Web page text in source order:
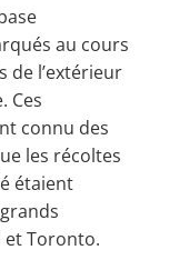
au cours
de l’extérieur
Ces
connu des
les récoltes
étaient
et Toronto.